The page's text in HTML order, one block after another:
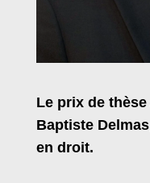
Le prix de
Baptiste
en droit.